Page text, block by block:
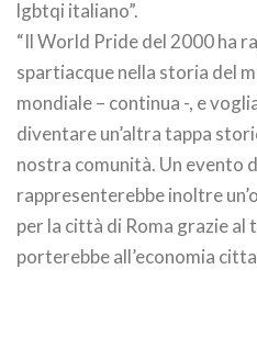
lgbtqi italiano”.
“Il World Pride del 2000 ha
spartiacque nella storia del
mondiale – continua -, e
diventare un’altra tappa
nostra comunità. Un evento
rappresenterebbe inoltre
per la città di Roma grazie al
porterebbe all’economia